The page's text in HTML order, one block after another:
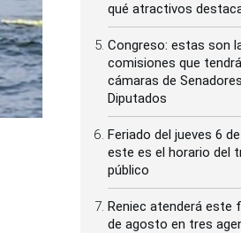
qué atractivos
Congreso: estas son
comisiones que
cámaras de
Diputados
Feriado del jueves 6
este es el horario del
público
Reniec atenderá este
de agosto en tres